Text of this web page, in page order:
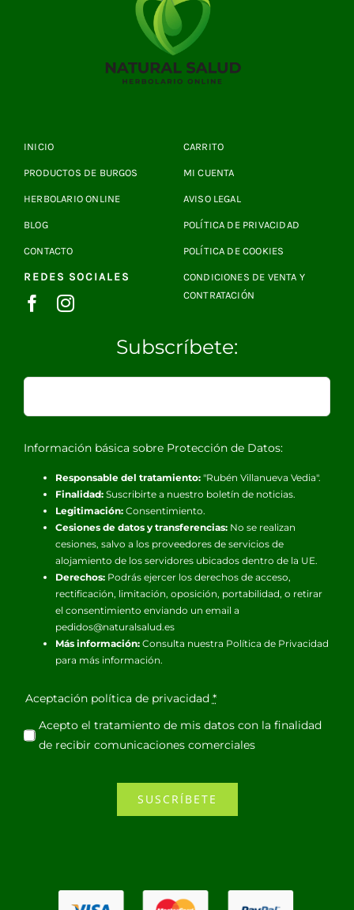
INICIO
PRODUCTOS DE BURGOS
HERBOLARIO ONLINE
BLOG
CONTACTO
REDES SOCIALES
CARRITO
MI CUENTA
AVISO LEGAL
POLÍTICA DE PRIVACIDAD
POLÍTICA DE COOKIES
CONDICIONES DE VENTA Y
CONTRATACIÓN
Subscríbete:
Información básica sobre Protección de Datos:
Responsable del tratamiento:"Rubén Villanueva Vedia".
Finalidad:Suscribirte a nuestro boletín de noticias.
Legitimación:Consentimiento.
Cesiones de datos y transferencias:No se realizan
cesiones, salvo a los proveedores de servicios de
alojamiento de los servidores ubicados dentro de la UE.
Derechos:Podrás ejercer los derechos de acceso,
rectificación, limitación, oposición, portabilidad, o retirar
el consentimiento enviando un email a
pedidos@naturalsalud.es
Más información:Consulta nuestra Política de Privacidad
para más información.
Aceptación política de privacidad *
Acepto el tratamiento de mis datos con la finalidad
de recibir comunicaciones comerciales
SUSCRÍBETE